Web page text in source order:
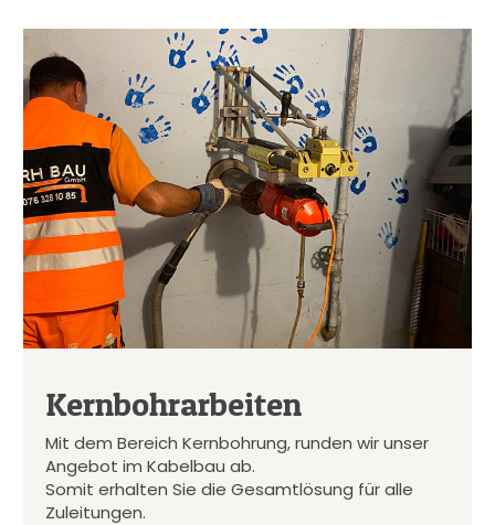
Kernbohrarbeiten
Mit dem Bereich Kernbohrung, runden wir unser
Angebot im Kabelbau ab.
Somit erhalten Sie die Gesamtlösung für alle
Zuleitungen.